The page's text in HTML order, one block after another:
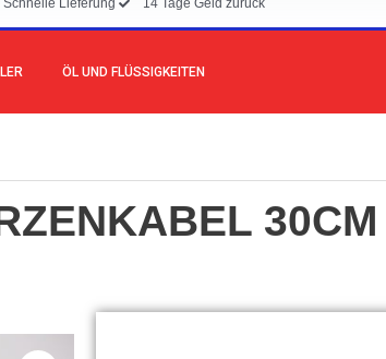
ÖL UND FLÜSSIGKEITEN
30CM